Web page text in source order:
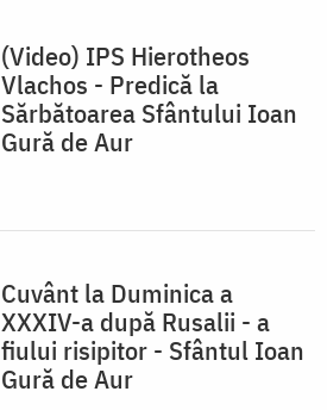
(Video) IPS Hierotheos
Vlachos - Predică la
Sărbătoarea Sfântului Ioan
Gură de Aur
Cuvânt la Duminica a
XXXIV-a după Rusalii - a
fiului risipitor - Sfântul Ioan
Gură de Aur